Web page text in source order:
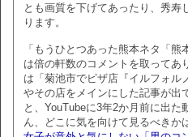
とも画質を下げてあったり、秀
ります。
「もうひとつあった熊本ネタ「
は倍の軒数のコメントを取ってあ
は「菊池市でピザ店『イルフォル
やその店をメインにした記事が出
と、YouTubeに3年2か月前に出た
ん、どこに気を向けて見るべきか